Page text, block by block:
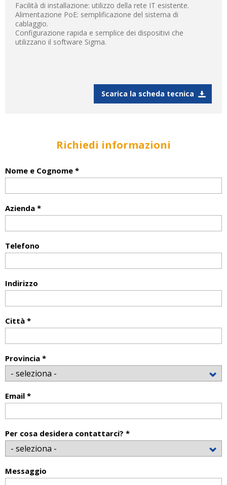
Facilità di installazione: utilizzo della rete IT esistente.
Alimentazione PoE: semplificazione del sistema di
cablaggio.
Configurazione rapida e semplice dei dispositivi che
utilizzano il software Sigma.
Scarica la scheda tecnica
Richiedi informazioni
Nome e Cognome *
Azienda *
Telefono
Indirizzo
Città *
Provincia *
Email *
Per cosa desidera contattarci? *
Messaggio